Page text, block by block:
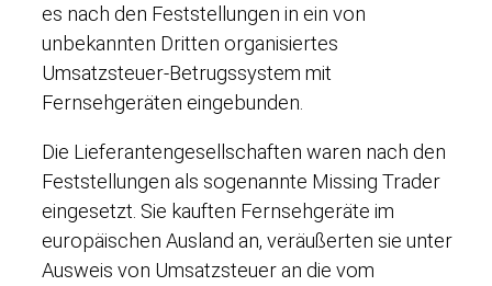
es nach den Feststellungen in ein von
unbekannten Dritten organisiertes
Umsatzsteuer-Betrugssystem mit
Fernsehgeräten eingebunden.
Die Lieferantengesellschaften waren nach den
Feststellungen als sogenannte Missing Trader
eingesetzt. Sie kauften Fernsehgeräte im
europäischen Ausland an, veräußerten sie unter
Ausweis von Umsatzsteuer an die vom